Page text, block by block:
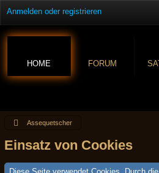
Anmelden oder registrieren
HOME FORUM
Assequetscher
Einsatz von Cookies